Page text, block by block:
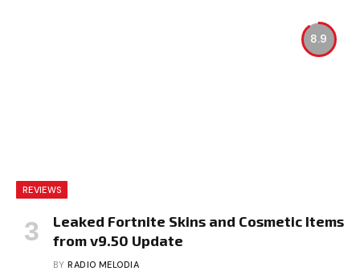
8.9
REVIEWS
Leaked Fortnite Skins and Cosmetic Items
from v9.50 Update
BY RADIO MELODIA